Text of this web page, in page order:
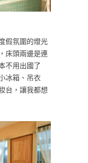
假氛圍的燈光
床頭兩邊是連
不用出國了
冰箱、吊衣
台，讓我都想